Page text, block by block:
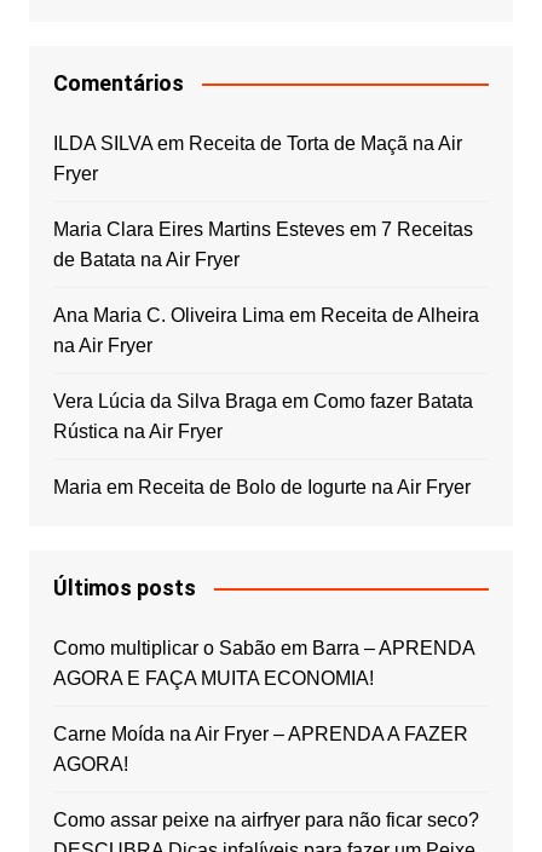
Comentários
ILDA SILVAem Receita de Torta de Maçã na Air
Fryer
Maria Clara Eires Martins Estevesem 7 Receitas
de Batata na Air Fryer
Ana Maria C. Oliveira Lima em Receita de Alheira
na Air Fryer
Vera Lúcia da Silva Braga em Como fazer Batata
Rústica na Air Fryer
Maria em Receita de Bolo de Iogurte na Air Fryer
Últimos posts
Como multiplicar o Sabão em Barra – APRENDA
AGORA E FAÇA MUITA ECONOMIA!
Carne Moída na Air Fryer – APRENDA A FAZER
AGORA!
Como assar peixe na airfryer para não ficar seco?